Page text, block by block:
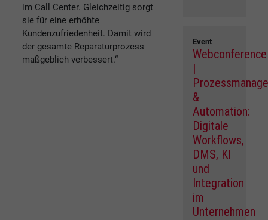
im Call Center. Gleichzeitig sorgt
sie für eine erhöhte
Kundenzufriedenheit. Damit wird
der gesamte Reparaturprozess
maßgeblich verbessert.“
Event
Webconference
|
&
Automation:
Digitale
Workflows,
DMS, KI
und
Integration
im
Unternehmen